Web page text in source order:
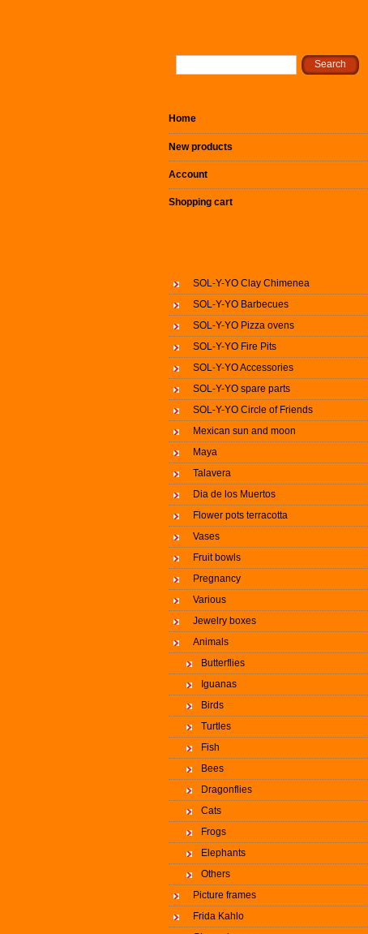
Home
New products
Account
Shopping cart
SOL-Y-YO Clay Chimenea
SOL-Y-YO Barbecues
SOL-Y-YO Pizza ovens
SOL-Y-YO Fire Pits
SOL-Y-YO Accessories
SOL-Y-YO spare parts
SOL-Y-YO Circle of Friends
Mexican sun and moon
Maya
Talavera
Dia de los Muertos
Flower pots terracotta
Vases
Fruit bowls
Pregnancy
Various
Jewelry boxes
Animals
Butterflies
Iguanas
Birds
Turtles
Fish
Bees
Dragonflies
Cats
Frogs
Elephants
Others
Picture frames
Frida Kahlo